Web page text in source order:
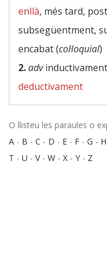
enllà, més tard,
subsegüentment,
encabat (col·loquial)
2.adv
deductivament
O llisteu les paraules o
A - B - C - D - E - F - G - H
T - U - V- W - X - Y - Z